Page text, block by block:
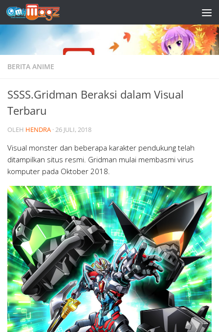
Skip to content
BERITA ANIME
SSSS.Gridman Beraksi dalam Visual
Terbaru
OLEH HENDRA ·26 JULI, 2018
Visual monster dan beberapa karakter pendukung telah
ditampilkan situs resmi. Gridman mulai membasmi virus
komputer pada Oktober 2018.